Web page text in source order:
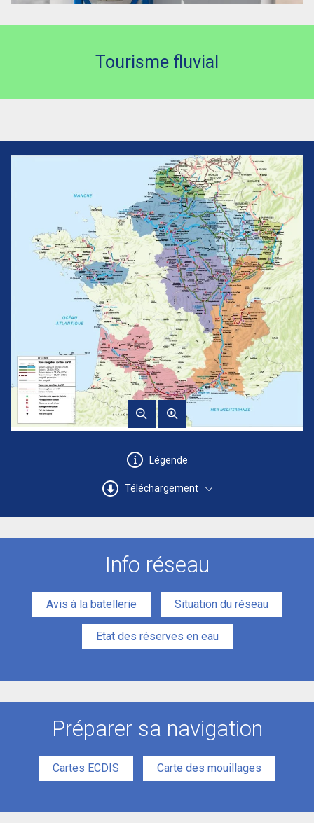
Tourisme fluvial
Légende
Téléchargement
Info réseau
Avis à la batellerie Situation du réseau
Etat des réserves en eau
Préparer sa navigation
Cartes ECDIS Carte des mouillages